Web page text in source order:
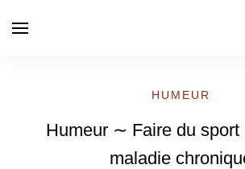
HUMEUR
Humeur ∼ Faire du sport
maladie